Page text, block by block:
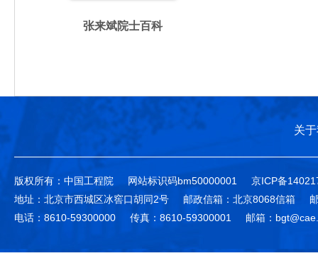
张来斌院士百科
关
版权所有：中国工程院 网站标识码bm50000001
京ICP备
地址：北京市西城区冰窖口胡同2号
邮政信箱：北京8068信箱
电话：8610-59300000
传真：8610-59300001 邮箱：